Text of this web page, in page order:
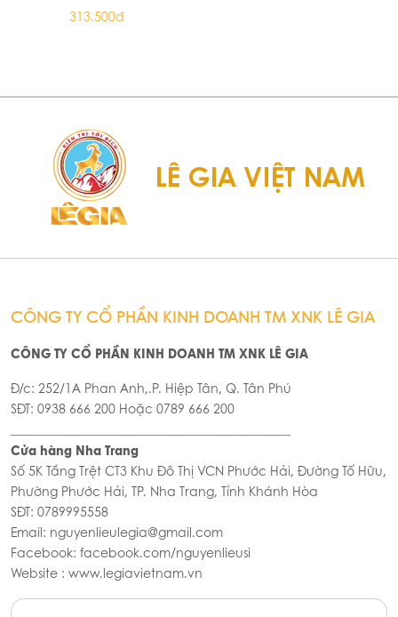
313.500đ
CÔNG TY CỔ PHẦN KINH DOANH TM XNK LÊ GIA
CÔNG TY CỔ PHẦN KINH DOANH TM XNK LÊ GIA
Đ/c: 252/1A Phan Anh,.P. Hiệp Tân, Q. Tân Phú
SĐT: 0938 666 200 Hoặc 0789 666 200
Cửa hàng Nha Trang
Số 5K Tầng Trệt CT3 Khu Đô Thị VCN Phước Hải, Đường Tố Hữu,
Phường Phước Hải, TP. Nha Trang, Tỉnh Khánh Hòa
SĐT: 0789995558
Email: nguyenlieulegia@gmail.com
Facebook: facebook.com/nguyenlieusi
Website : www.legiavietnam.vn